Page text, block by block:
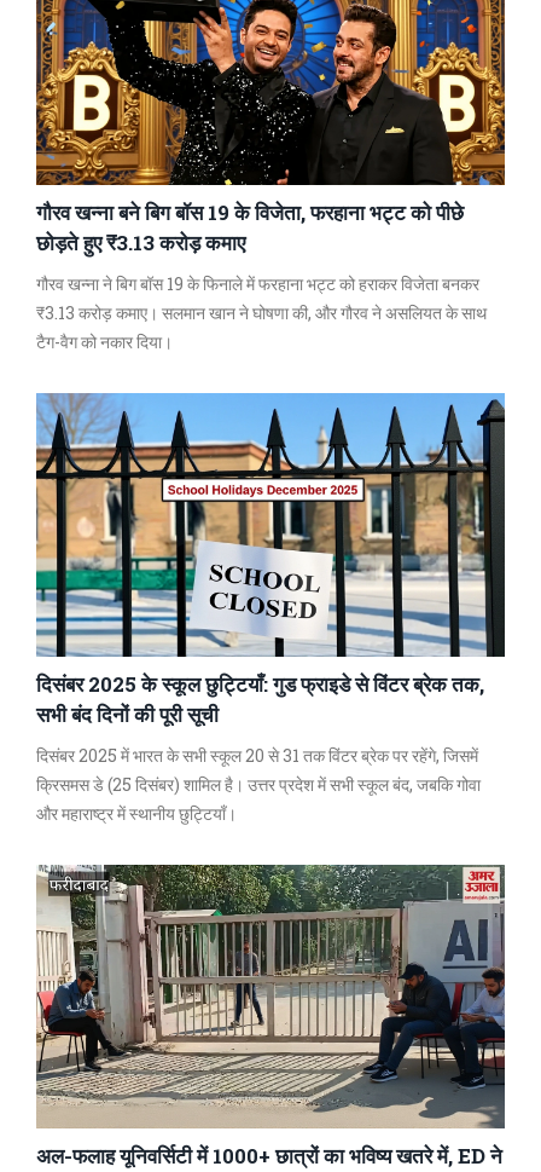
गौरव खन्ना बने बिग बॉस 19 के विजेता, फरहाना भट्ट को पीछे
छोड़ते हुए ₹3.13 करोड़ कमाए
गौरव खन्ना ने बिग बॉस 19 के फिनाले में फरहाना भट्ट को हराकर विजेता बनकर
₹3.13 करोड़ कमाए। सलमान खान ने घोषणा की, और गौरव ने असलियत के साथ
टैग-वैग को नकार दिया।
दिसंबर 2025 के स्कूल छुट्टियाँ: गुड फ्राइडे से विंटर ब्रेक तक,
सभी बंद दिनों की पूरी सूची
दिसंबर 2025 में भारत के सभी स्कूल 20 से 31 तक विंटर ब्रेक पर रहेंगे, जिसमें
क्रिसमस डे (25 दिसंबर) शामिल है। उत्तर प्रदेश में सभी स्कूल बंद, जबकि गोवा
और महाराष्ट्र में स्थानीय छुट्टियाँ।
अल-फलाह यूनिवर्सिटी में 1000+ छात्रों का भविष्य खतरे में, ED ने